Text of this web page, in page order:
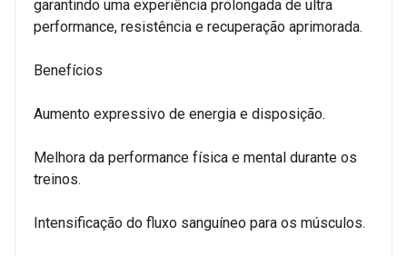
garantindo uma experiência prolongada de ultra
performance, resistência e recuperação aprimorada.
Benefícios
Aumento expressivo de energia e disposição.
Melhora da performance física e mental durante os
treinos.
Intensificação do fluxo sanguíneo para os músculos.